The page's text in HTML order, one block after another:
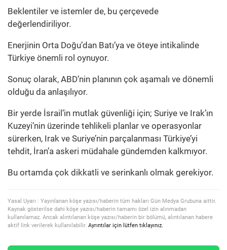
Beklentiler ve istemler de, bu çerçevede
değerlendiriliyor.
Enerjinin Orta Doğu’dan Batı’ya ve öteye intikalinde
Türkiye önemli rol oynuyor.
Sonuç olarak, ABD’nin planının çok aşamalı ve dönemli
olduğu da anlaşılıyor.
Bir yerde İsrail’in mutlak güvenliği için; Suriye ve Irak’ın
Kuzeyi’nin üzerinde tehlikeli planlar ve operasyonlar
sürerken, Irak ve Suriye’nin parçalanması Türkiye’yi
tehdit, İran’a askeri müdahale gündemden kalkmıyor.
Bu ortamda çok dikkatli ve serinkanlı olmak gerekiyor.
Yasal Uyarı : Yayınlanan köşe yazısı/haberin tüm hakları Gün Medya Grubuna aittir.
Kaynak gösterilse dahi köşe yazısı/haberin tamamı özel izin alınmadan
kullanılamaz. Ancak alıntılanan köşe yazısı/haberin bir bölümü, alıntılanan habere
aktif link verilerek kullanılabilir. Ayrıntılar için lütfen tıklayınız.